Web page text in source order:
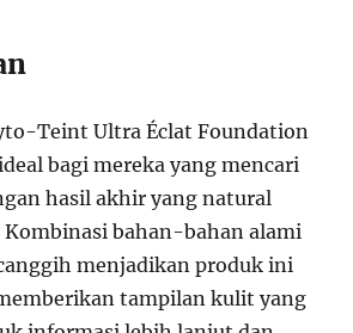
Teint Ultra Éclat Foundation
bagi mereka yang mencari
hasil akhir yang natural
Kombinasi bahan-bahan alami
menjadikan produk ini
tampilan kulit yang